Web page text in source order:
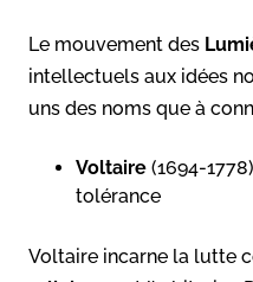
Le mouvement des
intellectuels aux idées
uns des noms que à
Voltaire (1694-
tolérance
Voltaire incarne la lutte